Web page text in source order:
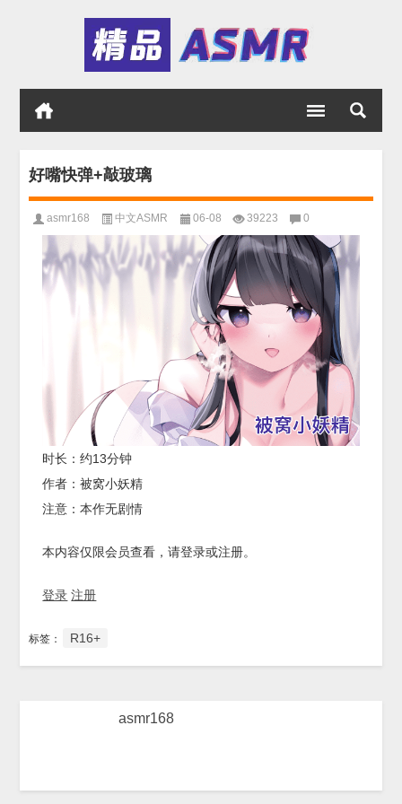
好嘴快弹+敲玻璃
asmr168 中文ASMR 06-08 39223 0
时长：约13分钟
作者：被窝小妖精
注意：本作无剧情
本内容仅限会员查看，请登录或注册。
登录 注册
标签： R16+
asmr168